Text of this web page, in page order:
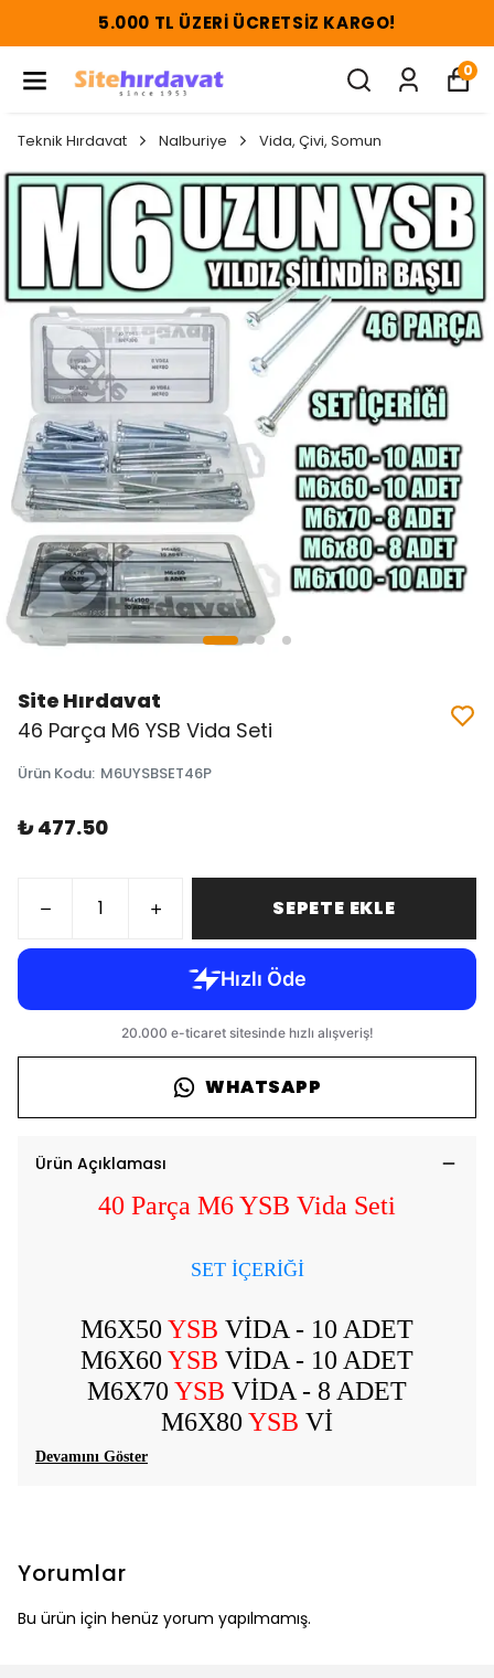
5.000 TL ÜZERI ÜCRETSIZ KARGO!
0
Teknik Hırdavat Nalburiye Vida, Çivi, Somun
Site Hırdavat
46 Parça M6 YSB Vida Seti
Ürün Kodu: M6UYSBSET46P
₺ 477.50
SEPETE EKLE
WHATSAPP
Ürün Açıklaması
40 Parça M6 YSB Vida Seti
SET İÇERİĞİ
M6X50 YSB VİDA - 10 ADET
M6X60 YSB VİDA - 10 ADET
M6X70 YSB VİDA - 8 ADET
M6X80 YSB Vİ
Devamını Göster
Yorumlar
Bu ürün için henüz yorum yapılmamış.